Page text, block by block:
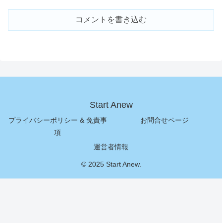
コメントを書き込む
Start Anew
プライバシーポリシー & 免責事
項
お問合せページ
運営者情報
© 2025 Start Anew.